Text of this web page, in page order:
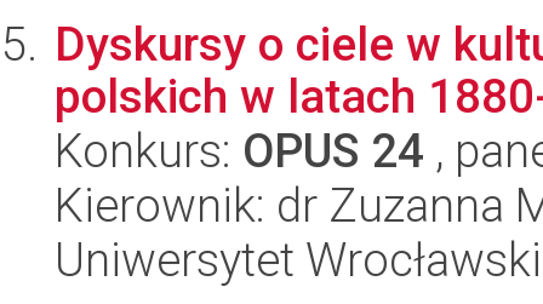
Dyskursy o ciele w
polskich w latach
Konkurs: OPUS 24 ,
Kierownik: dr Zuzanna
Uniwersytet